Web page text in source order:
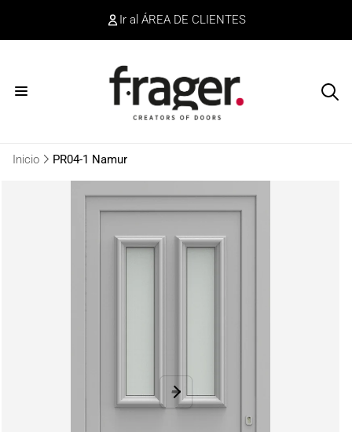
Ir al ÁREA DE CLIENTES
Inicio PR04-1 Namur